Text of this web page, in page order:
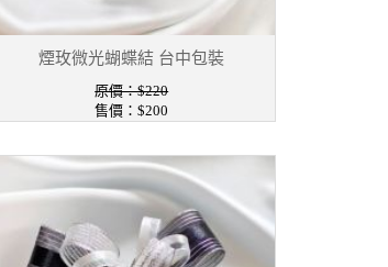
煙玫微光蝴蝶結 台中包裝
原價：$220
售價：$200